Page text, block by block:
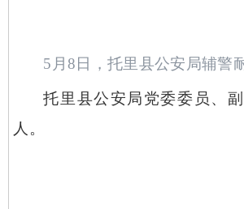
5月8日，托里县公安局辅警
托里县公安局党委委员、
人。